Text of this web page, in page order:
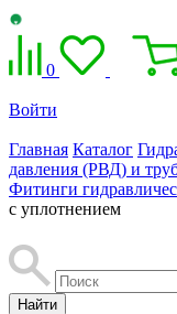
0
Войти
Главная Каталог
давления (РВД) и
Фитинги
с уплотнением
Найти